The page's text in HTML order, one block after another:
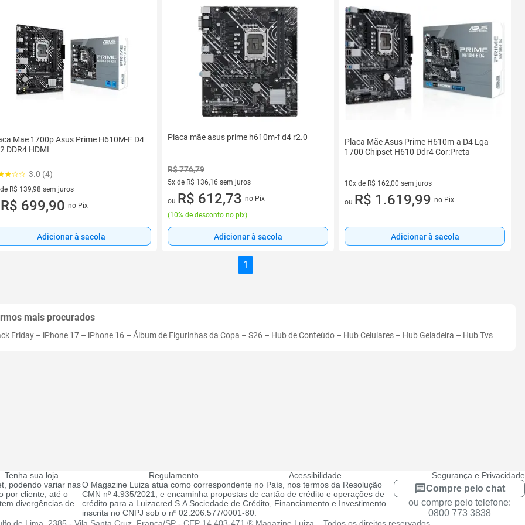
Mae 1700p Asus Prime H610M-F D4
DDR4 HDMI
3.0 (4)
R$ 139,98 sem juros
de R$ 139,98 sem juros
R$ 699,90 no Pix
Adicionar à sacola
Placa mãe asus prime h610m-f d4 r2.0
R$ 776,79
5x de R$ 136,16 sem juros
5 vez de R$ 136,16 sem juros
ou R$ 612,73 no Pix
(10% de desconto no pix)
Adicionar à sacola
Placa Mãe Asus Prime H610m-a D4 Lga
1700 Chipset H610 Ddr4 Cor:Preta
10x de R$ 162,00 sem juros
10 vez de R$ 162,00 sem juros
ou R$ 1.619,99 no Pix
Adicionar à sacola
1
mais procurados
Friday – iPhone 17 – iPhone 16 – Álbum de Figurinhas da Copa – S26 – Hub de Conteúdo – Hub Celulares – Hub Geladeira – Hub Tvs
Tenha sua loja Regulamento Acessibilidade
Segurança e Privacidade
podendo variar nas
por cliente, até o
divergências de
O Magazine Luiza atua como correspondente no País, nos termos da Resolução
CMN nº 4.935/2021, e encaminha propostas de cartão de crédito e operações de
crédito para a Luizacred S.A Sociedade de Crédito, Financiamento e Investimento
inscrita no CNPJ sob o nº 02.206.577/0001-80.
Compre pelo chat
ou compre pelo telefone:
0800 773 3838